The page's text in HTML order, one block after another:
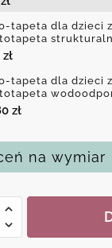
tapeta dla dzieci
zł
tapeta dla dzieci
zł
na wymiar